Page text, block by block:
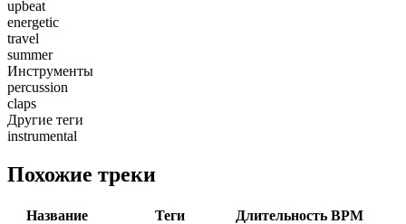
upbeat
energetic
travel
summer
Инструменты
percussion
claps
Другие теги
instrumental
Похожие треки
Название Теги Длительность BPM